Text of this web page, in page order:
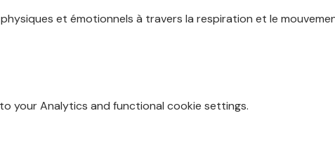
et émotionnels à travers la respiration et le
your Analytics and functional cookie settings.